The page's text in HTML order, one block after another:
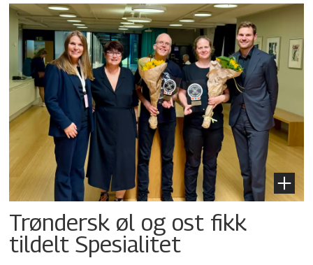
Trøndersk øl og ost fikk
tildelt Spesialitet